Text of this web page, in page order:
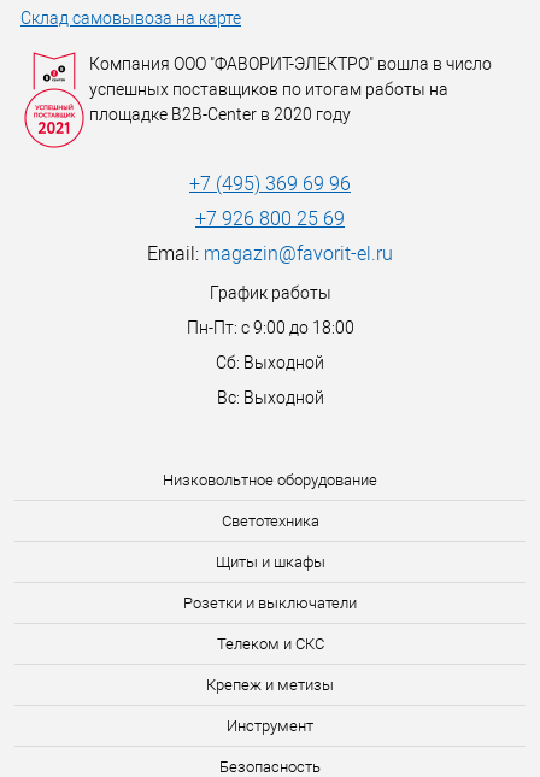
Низковольтное оборудование
Светотехника
Щиты и шкафы
Розетки и выключатели
Телеком и СКС
Крепеж и метизы
Инструмент
Безопасность
Склад самовывоза на карте
Компания ООО "ФАВОРИТ-ЭЛЕКТРО" вошла в число
успешных поставщиков по итогам работы на
площадке B2B-Center в 2020 году
+7 (495) 369 69 96
+7 926 800 25 69
Email: magazin@favorit-el.ru
График работы
Пн-Пт: с 9:00 до 18:00
Сб: Выходной
Вс: Выходной